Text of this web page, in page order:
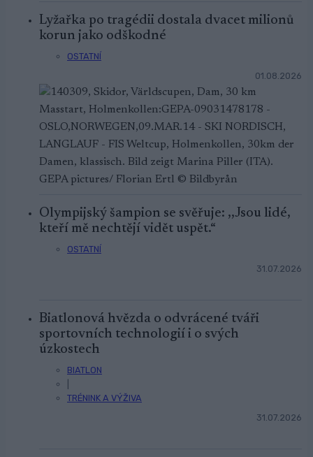
Lyžařka po tragédii dostala dvacet milionů
korun jako odškodné
OSTATNÍ
01.08.2026
Olympijský šampion se svěřuje: ,,Jsou lidé,
kteří mě nechtějí vidět uspět.“
OSTATNÍ
31.07.2026
Biatlonová hvězda o odvrácené tváři
sportovních technologií i o svých
úzkostech
BIATLON
TRÉNINK A VÝŽIVA
31.07.2026